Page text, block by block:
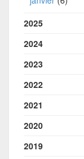
2025
2024
2023
2022
2021
2020
2019